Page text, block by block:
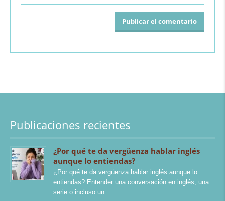
Publicaciones recientes
¿Por qué te da vergüenza hablar inglés
aunque lo entiendas?
¿Por qué te da vergüenza hablar inglés aunque lo
entiendas? Entender una conversación en inglés, una
serie o incluso un